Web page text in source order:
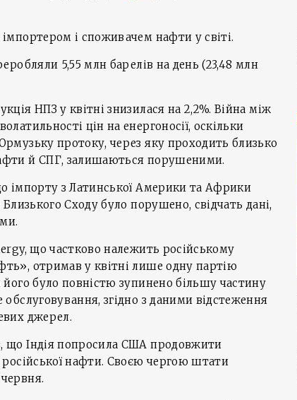
і споживачем нафти у світі.
5,55 млн барелів на день (23,48 млн
НПЗ у квітні знизилася на 2,2%. Війна між
цін на енергоносії, оскільки
протоку, через яку проходить близько
й СПГ, залишаються порушеними.
імпорту з Латинської Америки та Африки
Сходу було порушено, свідчать дані,
що частково належить російському
отримав у квітні лише одну партію
його було повністю зупинено більшу частину
обслуговування, згідно з даними відстеження
джерел.
що Індія попросила США продовжити
російської нафти. Своєю чергою штати